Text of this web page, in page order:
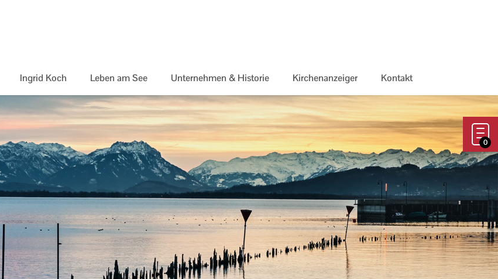
0
Ingrid Koch Leben am See Unternehmen & Historie Kirchenanzeiger Kontakt